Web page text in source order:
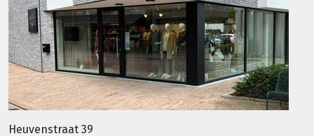
Heuvenstraat 39